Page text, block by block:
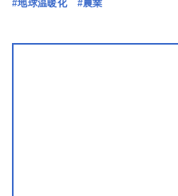
#地球温暖化
#農業